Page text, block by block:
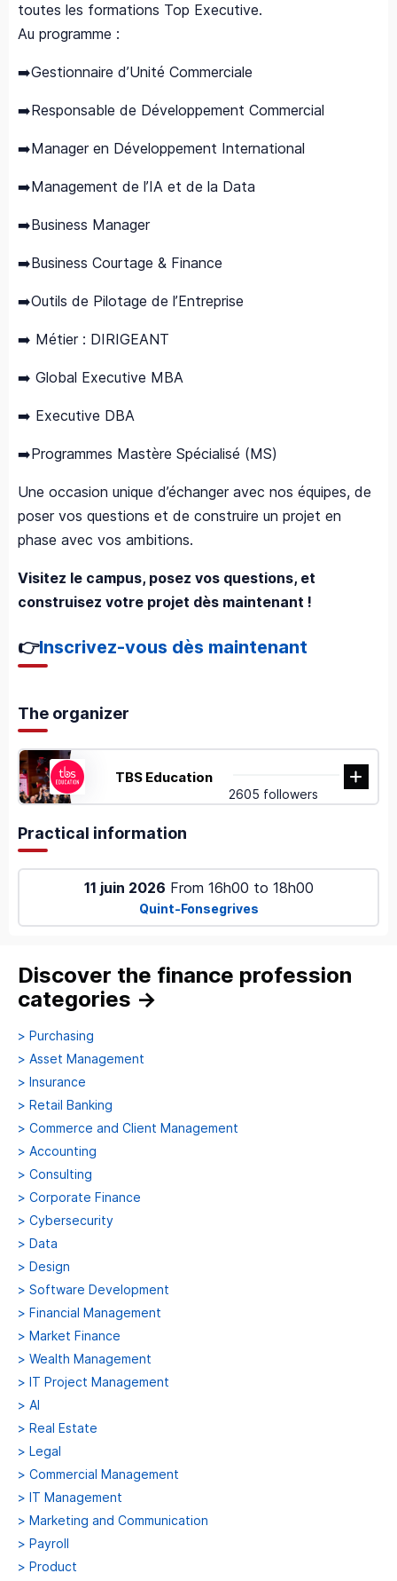
toutes les formations Top Executive.
Au programme :
➡️Gestionnaire d’Unité Commerciale
➡️Responsable de Développement Commercial
➡️Manager en Développement International
➡️Management de l’IA et de la Data
➡️Business Manager
➡️Business Courtage & Finance
➡️Outils de Pilotage de l’Entreprise
➡️ Métier : DIRIGEANT
➡️ Global Executive MBA
➡️ Executive DBA
➡️Programmes Mastère Spécialisé (MS)
Une occasion unique d’échanger avec nos équipes, de
poser vos questions et de construire un projet en
phase avec vos ambitions.
Visitez le campus, posez vos questions, et
construisez votre projet dès maintenant !
👉Inscrivez-vous dès maintenant
The organizer
TBS Education
2605 followers
Practical information
11 juin 2026 From 16h00 to 18h00
Quint-Fonsegrives
Discover the finance profession
categories →
> Purchasing
> Asset Management
> Insurance
> Retail Banking
> Commerce and Client Management
> Accounting
> Consulting
> Corporate Finance
> Cybersecurity
> Data
> Design
> Software Development
> Financial Management
> Market Finance
> Wealth Management
> IT Project Management
> AI
> Real Estate
> Legal
> Commercial Management
> IT Management
> Marketing and Communication
> Payroll
> Product